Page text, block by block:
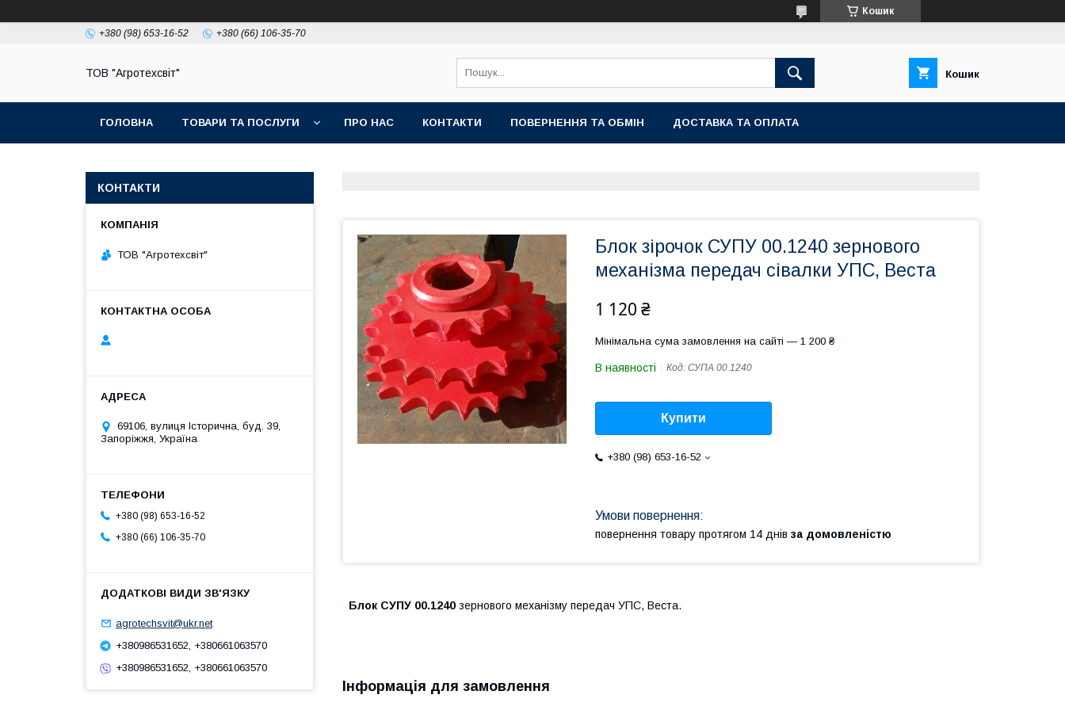
Кошик
+380 (98) 653-16-52 +380 (66) 106-35-70
ТОВ "Агротехсвіт" Кошик
ГОЛОВНА ТОВАРИ ТА ПОСЛУГИ ПРО НАС КОНТАКТИ ПОВЕРНЕННЯ ТА ОБМІН ДОСТАВКА ТА ОПЛАТА
Блок зірочок СУПУ 00.1240 зернового
механізма передач сівалки УПС, Веста
1 120 ₴
Мінімальна сума замовлення на сайті — 1 200 ₴
В наявності Код: СУПА 00.1240
Купити
+380 (98) 653-16-52
повернення товару протягом 14 днів за домовленістю
Блок СУПУ 00.1240 зернового механізму передач УПС, Веста.
Інформація для замовлення
КОНТАКТИ
ТОВ "Агротехсвіт"
69106, вулиця Історична, буд. 39,
Запоріжжя, Україна
+380 (98) 653-16-52
+380 (66) 106-35-70
agrotechsvit@ukr.net
+380986531652, +380661063570
+380986531652, +380661063570